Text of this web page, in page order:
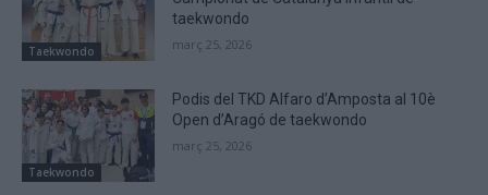
Taekwondo
taekwondo
març 25, 2026
Taekwondo
Podis del TKD Alfaro d’Amposta al 10è
Open d’Aragó de taekwondo
març 25, 2026